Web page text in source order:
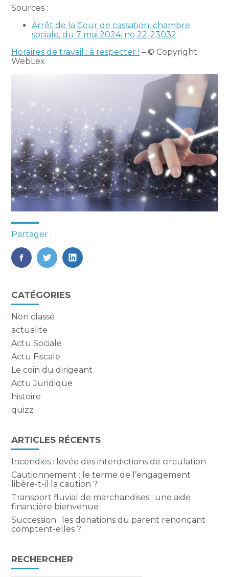
Sources :
Arrêt de la Cour de cassation, chambre
sociale, du 7 mai 2024, no 22-23032
Horaires de travail : à respecter ! – © Copyright
WebLex
Partager :
FaceBook
TwitterLinkedIn
Blog
sidebar
CATÉGORIES
Non classé
actualite
Actu Sociale
Actu Fiscale
Le coin du dirigeant
Actu Juridique
histoire
quizz
ARTICLES RÉCENTS
Incendies : levée des interdictions de circulation
Cautionnement : le terme de l’engagement
libère-t-il la caution ?
Transport fluvial de marchandises : une aide
financière bienvenue
Succession : les donations du parent renonçant
comptent-elles ?
RECHERCHER